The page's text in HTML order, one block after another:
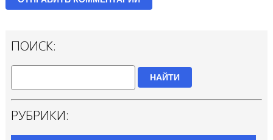
ПОИСК:
НАЙТИ
РУБРИКИ: